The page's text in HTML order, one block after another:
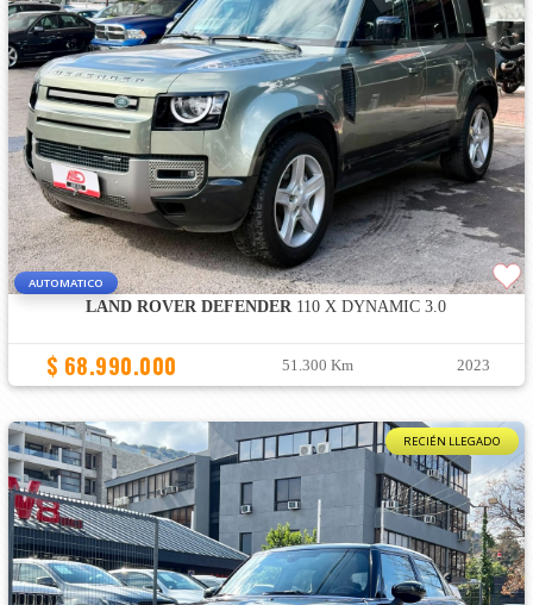
AUTOMATICO
LAND ROVER DEFENDER110 X DYNAMIC 3.0
$ 68.990.000 51.300 Km 2023
RECIÉN LLEGADO